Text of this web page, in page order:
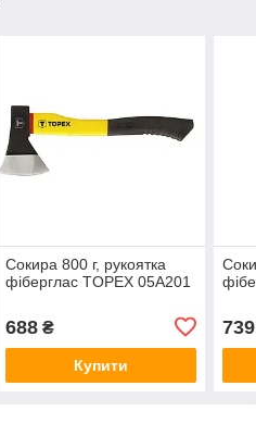
Сокира 800 г, рукоятка
фіберглас TOPEX 05A201
688₴
Купити
739